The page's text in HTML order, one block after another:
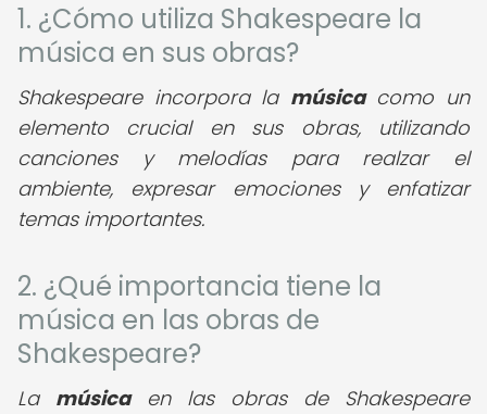
1. ¿Cómo utiliza Shakespeare la
música en sus obras?
Shakespeare incorpora la músicacomo un
elemento crucial en sus obras, utilizando
canciones y melodías para realzar el
ambiente, expresar emociones y enfatizar
temas importantes.
2. ¿Qué importancia tiene la
música en las obras de
Shakespeare?
La músicaen las obras de Shakespeare